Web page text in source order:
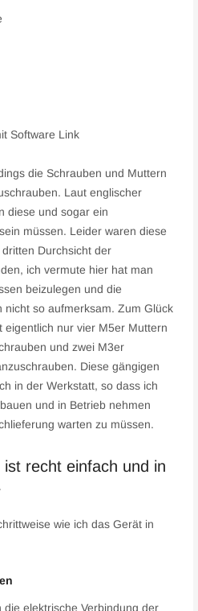
Software Link
die Schrauben und Muttern
Laut englischer
diese und sogar ein
müssen. Leider waren diese
Durchsicht der
ich vermute hier hat man
beizulegen und die
nicht so aufmerksam. Zum Glück
eigentlich nur vier M5er Muttern
und zwei M3er
Diese gängigen
in der Werkstatt, so dass ich
und in Betrieb nehmen
warten zu müssen.
recht einfach und in
wie ich das Gerät in
elektrische Verbindung der